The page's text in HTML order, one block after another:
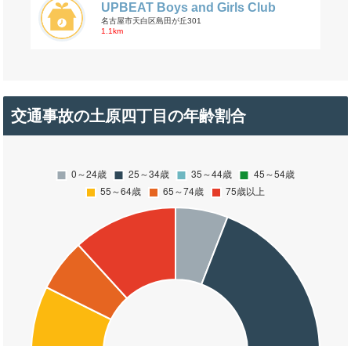
UPBEAT Boys and Girls Club
名古屋市天白区島田が丘301
1.1km
交通事故の土原四丁目の年齢割合